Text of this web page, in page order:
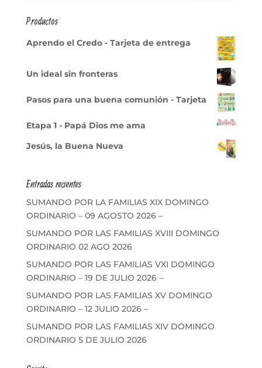
Productos
Aprendo el Credo - Tarjeta de entrega
Un ideal sin fronteras
Pasos para una buena comunión - Tarjeta
Etapa 1 - Papá Dios me ama
Jesús, la Buena Nueva
Entradas recientes
SUMANDO POR LA FAMILIAS XIX DOMINGO
ORDINARIO – 09 AGOSTO 2026 –
SUMANDO POR LAS FAMILIAS XVIII DOMINGO
ORDINARIO 02 AGO 2026
SUMANDO POR LAS FAMILIAS VXI DOMINGO
ORDINARIO – 19 DE JULIO 2026 –
SUMANDO POR LAS FAMILIAS XV DOMINGO
ORDINARIO – 12 JULIO 2026 –
SUMANDO POR LAS FAMILIAS XIV DOMINGO
ORDINARIO 5 DE JULIO 2026